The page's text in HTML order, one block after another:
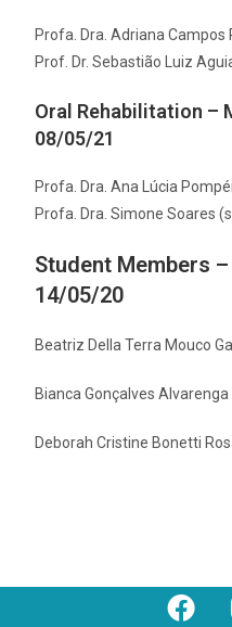
Profa. Dra. Adriana Campos
Prof. Dr. Sebastião Luiz
Oral Rehabilitation –
08/05/21
Profa. Dra. Ana Lúcia
Profa. Dra. Simone Soares
Student Members
14/05/20
Beatriz Della Terra Mouco
Bianca Gonçalves
Deborah Cristine Bonetti